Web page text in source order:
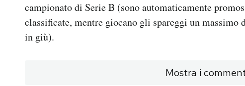
campionato di Serie B (sono automaticamente
classificate, mentre giocano gli spareggi un massimo
in giù).
Mostra i